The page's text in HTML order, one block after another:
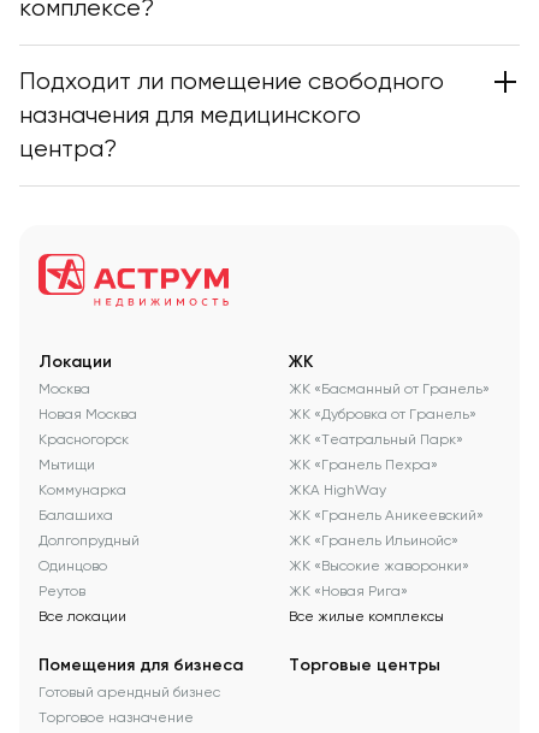
комплексе?
Подходит ли помещение свободного
назначения для медицинского
центра?
Локации
Москва
Новая Москва
Красногорск
Мытищи
Коммунарка
Балашиха
Долгопрудный
Одинцово
Реутов
Все локации
ЖК
ЖК «Басманный от Гранель»
ЖК «Дубровка от Гранель»
ЖК «Театральный Парк»
ЖК «Гранель Пехра»
ЖКА HighWay
ЖК «Гранель Аникеевский»
ЖК «Гранель Ильинойс»
ЖК «Высокие жаворонки»
ЖК «Новая Рига»
Все жилые комплексы
Помещения для бизнеса
Готовый арендный бизнес
Торговое назначение
Торговые центры